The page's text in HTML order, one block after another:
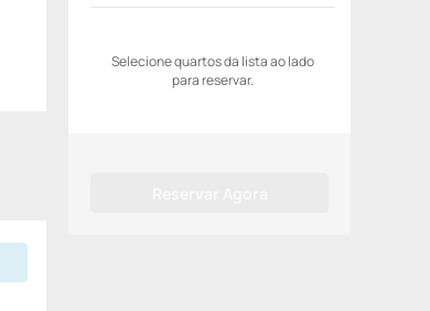
Selecione quartos da lista ao lado
para reservar.